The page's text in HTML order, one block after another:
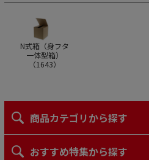
N式箱（身フタ
一体型箱）
（1643）
商品カテゴリから探す
おすすめ特集から探す